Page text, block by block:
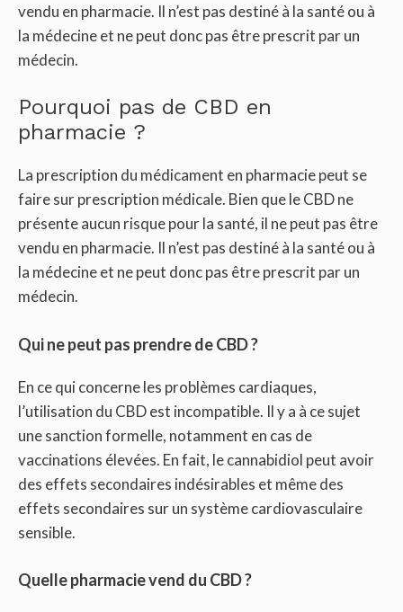
vendu en pharmacie. Il n’est pas destiné à la santé ou à
la médecine et ne peut donc pas être prescrit par un
médecin.
Pourquoi pas de CBD en
pharmacie ?
La prescription du médicament en pharmacie peut se
faire sur prescription médicale. Bien que le CBD ne
présente aucun risque pour la santé, il ne peut pas être
vendu en pharmacie. Il n’est pas destiné à la santé ou à
la médecine et ne peut donc pas être prescrit par un
médecin.
Qui ne peut pas prendre de CBD ?
En ce qui concerne les problèmes cardiaques,
l’utilisation du CBD est incompatible. Il y a à ce sujet
une sanction formelle, notamment en cas de
vaccinations élevées. En fait, le cannabidiol peut avoir
des effets secondaires indésirables et même des
effets secondaires sur un système cardiovasculaire
sensible.
Quelle pharmacie vend du CBD ?